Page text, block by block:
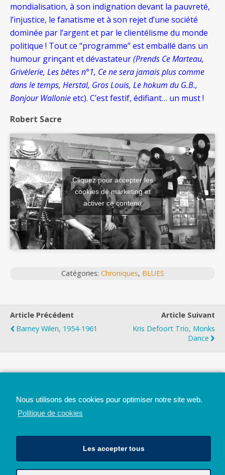
mondialisation, à son indignation devant la pauvreté,
l’injustice, le fanatisme et à son rejet d’une société
dominée par l’argent et par le clientélisme du monde
politique ! Tout ce “programme” est emballé dans un
humour grinçant et dévastateur(Prends Ce Marteau,
Grivèlerie, Les bêtes n°1, Ce ne sera jamais plus comme
dans le temps, Herstal, Gros Louis, Le hokum du G.B.,
Bonjour Wallonieetc). C’est festif, édifiant… un must !
Robert Sacre
Cliquez pour accepter les
cookies de marketing et
activer ce contenu
Catégories: Chroniques, BLUES
Article Précédent
Barney Wilen, 1954-1961
Article Suivant
Kris Defoort Trio, Monks
Dance
Nous utilisons des cookies pour optimiser notre site web.
Politique de cookies
Les accepter tous